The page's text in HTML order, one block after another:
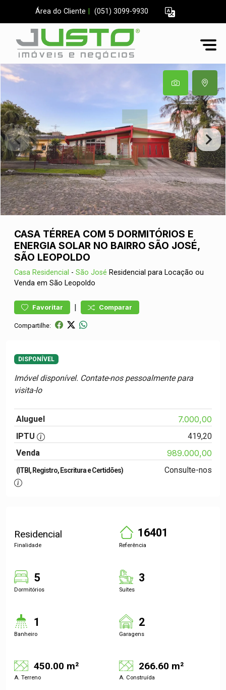
Área do Cliente (051) 3099-9930
CASA TÉRREA COM 5 DORMITÓRIOS E
ENERGIA SOLAR NO BAIRRO SÃO JOSÉ,
SÃO LEOPOLDO
Casa Residencial - São José Residencial para Locação ou
Venda em São Leopoldo
Favoritar | Comparar
Compartilhe:
DISPONÍVEL
Imóvel disponível. Contate-nos pessoalmente para
visita-lo
Aluguel 7.000,00
IPTU
419,20
Venda
989.000,00
(ITBI, Registro, Escritura e Certidões) Consulte-nos
Residencial
Finalidade
16401
Referência
5
Dormitórios
3
Suítes
1
Banheiro
2
Garagens
450.00 m²
A. Terreno
266.60 m²
A. Construída